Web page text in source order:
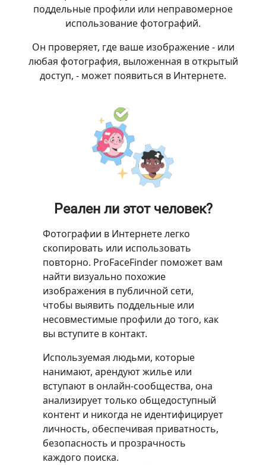
поддельные профили или неправомерное
использование фотографий.
Он проверяет, где ваше изображение - или
любая фотография, выложенная в открытый
доступ, - может появиться в Интернете.
Реален ли этот человек?
Фотографии в Интернете легко
скопировать или использовать
повторно. ProFaceFinder поможет вам
найти визуально похожие
изображения в публичной сети,
чтобы выявить поддельные или
несовместимые профили до того, как
вы вступите в контакт.
Используемая людьми, которые
нанимают, арендуют жилье или
вступают в онлайн-сообщества, она
анализирует только общедоступный
контент и никогда не идентифицирует
личность, обеспечивая приватность,
безопасность и прозрачность
каждого поиска.